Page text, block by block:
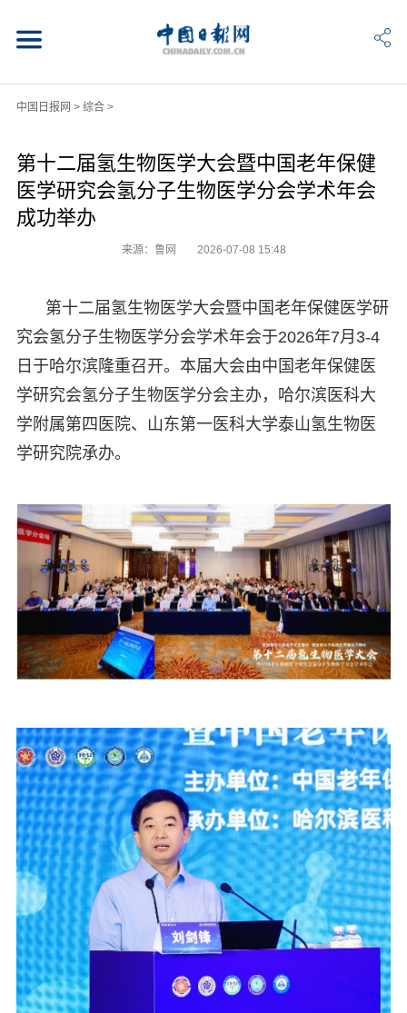
中国日报网 > 综合>
第十二届氢生物医学大会暨中国老年保健
医学研究会氢分子生物医学分会学术年会
成功举办
来源：鲁网 2026-07-08 15:48
第十二届氢生物医学大会暨中国老年保健医学研
究会氢分子生物医学分会学术年会于2026年7月3-4
日于哈尔滨隆重召开。本届大会由中国老年保健医
学研究会氢分子生物医学分会主办，哈尔滨医科大
学附属第四医院、山东第一医科大学泰山氢生物医
学研究院承办。